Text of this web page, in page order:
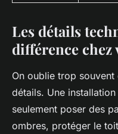
Les détails
différence chez
On oublie trop
détails. Une installation
seulement poser des
ombres, protéger le